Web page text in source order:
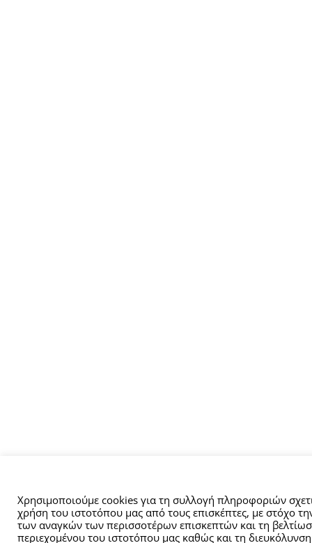
Χρησιμοποιούμε cookies για τη συλλογή πληροφοριών
χρήση του ιστοτόπου μας από τους επισκέπτες, με στόχο
των αναγκών των περισσοτέρων επισκεπτών και τη
περιεχομένου του ιστοτόπου μας καθώς και τη